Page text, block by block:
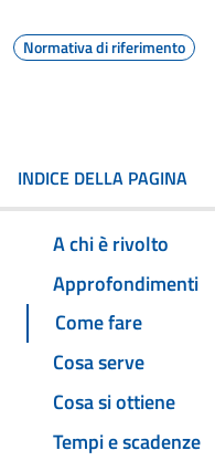
Normativa di riferimento
INDICE DELLA PAGINA
A chi è rivolto
Approfondimenti
Come fare
Cosa serve
Cosa si ottiene
Tempi e scadenze